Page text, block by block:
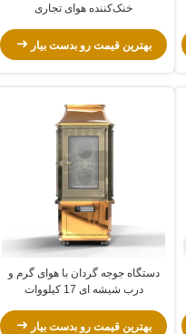
خنک‌کننده هوای تجاری
بهترین قیمت رو بدست بیار
دستگاه جوجه گردان با هوای گرم و
درب شیشه ای 17 کیلووات
بهترین قیمت رو بدست بیار